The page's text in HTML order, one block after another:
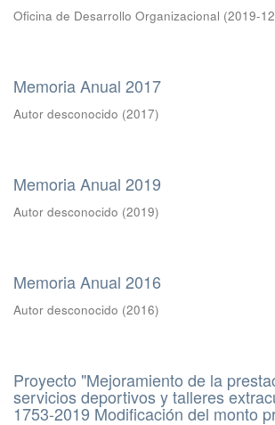
Oficina de Desarrollo Organizacional (2019-
Memoria Anual 2017
Autor desconocido (2017)
Memoria Anual 2019
Autor desconocido (2019)
Memoria Anual 2016
Autor desconocido (2016)
Proyecto "Mejoramiento de la
servicios deportivos y talleres
1753-2019 Modificación del monto